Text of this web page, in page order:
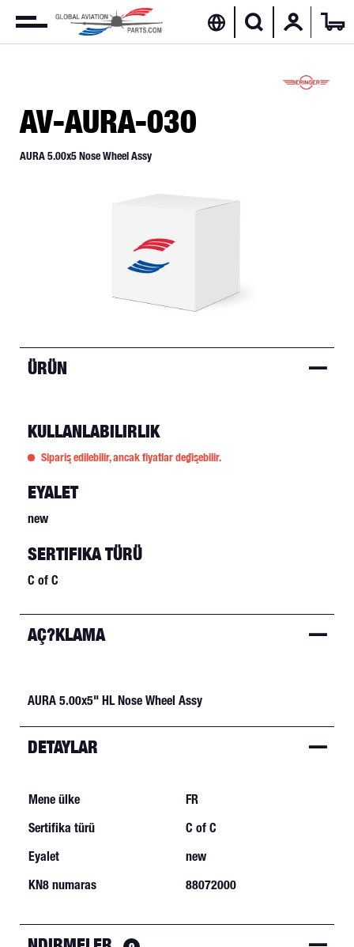
AV-AURA-030
AURA 5.00x5 Nose Wheel Assy
ÜRÜN
KULLANLABILIRLIK
Sipariş edilebilir, ancak fiyatlar değişebilir.
EYALET
new
SERTIFIKA TÜRÜ
C of C
AÇ?KLAMA
AURA 5.00x5" HL Nose Wheel Assy
DETAYLAR
Mene ülke
FR
Sertifika türü
C of C
Eyalet
new
KN8 numaras
88072000